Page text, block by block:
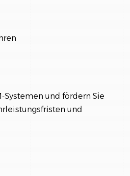
Systemen und fördern Sie
und